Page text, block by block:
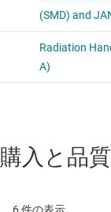
購入と品質